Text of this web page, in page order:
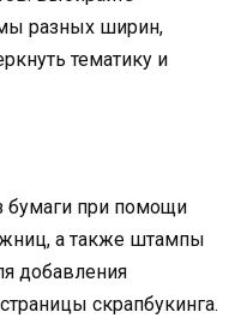
разных ширин,
тематику и
бумаги при помощи
а также штампы
добавления
скрапбукинга.